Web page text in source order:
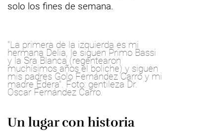
solo los fines de semana.
"La primera de la izquierda es mi
hermana Delia, le siguen Primo Bassi
y la Sra Blanca (regentearon
muchísimos años el boliche) y siguen
mis padres Golo Fernández Carro y mi
madre Edera". Foto: gentileza Dr.
Oscar Fernández Carro.
Un lugar con historia